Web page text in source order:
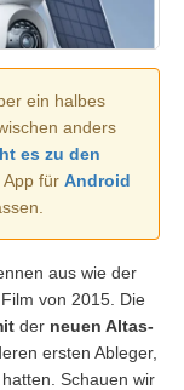
ein halbes
anders
es zu den
App für Android
aus wie der
von 2015. Die
der neuen Altas-
ersten Ableger,
hatten. Schauen wir